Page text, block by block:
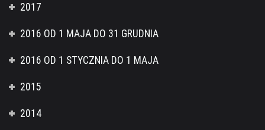
2017
2016 OD 1 MAJA DO 31 GRUDNIA
2016 OD 1 STYCZNIA DO 1 MAJA
2015
2014